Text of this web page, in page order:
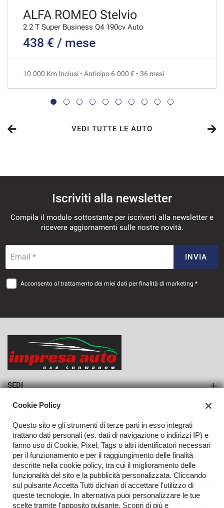
VEDI
767€/mese
36 Mesi
VEDI
831€/mese
36 Mesi
36 Mesi
VEDI
ALFA ROMEO Stelvio
2.2 T Super Business Q4 190cv Auto
438 € / mese
10.000 Km Inclusi • Anticipo 6.000 € • 36 mesi
VEDI TUTTE LE AUTO
Iscriviti alla newsletter
Compila il modulo sottostante per iscriverti alla newsletter e
ricevere aggiornamenti sulle nostre novità.
Email * INVIA
Acconsento al trattamento dei miei dati per finalità di marketing *
SEDI
Azienda
Contatti
TORNA IN CIMA
Cookie Policy
Questo sito e gli strumenti di terze parti in esso integrati
trattano dati personali (es. dati di navigazione o indirizzi IP) e
fanno uso di Cookie, Pixel, Tags o altri identificatori necessari
per il funzionamento e per il raggiungimento delle finalità
descritte nella cookie policy, tra cui il miglioramento delle
funzionalità del sito e la pubblicità personalizzata. Cliccando
sul pulsante Accetta Tutti dichiari di accettare l'utilizzo di
queste tecnologie. In alternativa puoi personalizzare le tue
scelte tramite l'apposito pulsante. Scopri di più e